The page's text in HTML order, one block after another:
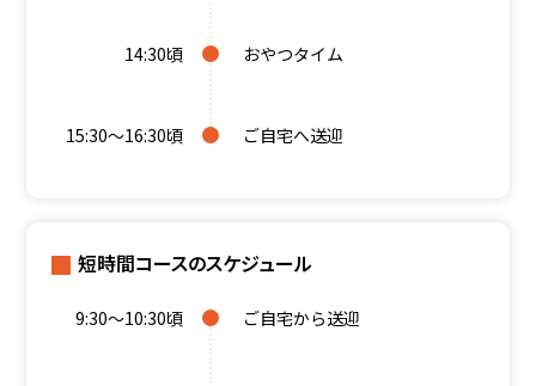
14:30頃 おやつタイム
15:30～16:30頃 ご自宅へ送迎
短時間コースのスケジュール
9:30～10:30頃 ご自宅から送迎